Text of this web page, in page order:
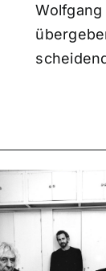
Wolfgang